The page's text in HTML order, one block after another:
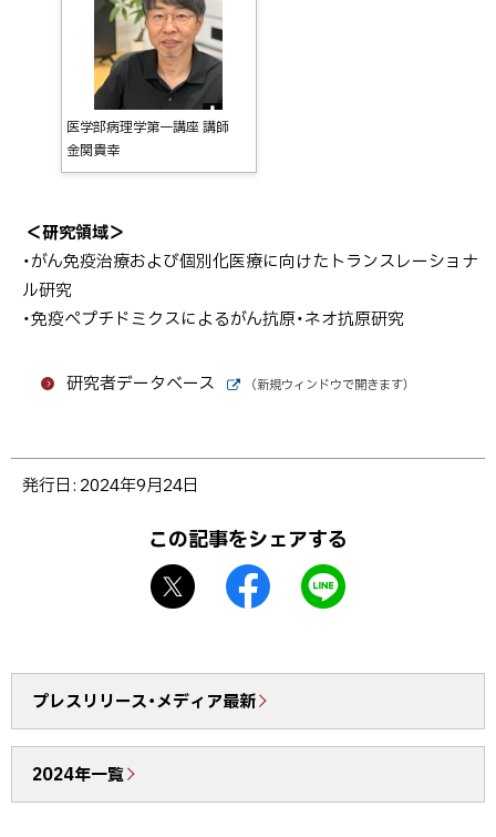
医学部病理学第一講座 講師
金関貴幸
＜研究領域＞
・がん免疫治療および個別化医療に向けたトランスレーショナ
ル研究
・免疫ペプチドミクスによるがん抗原・ネオ抗原研究
研究者データベース
イ
（新規ウィンドウで開きます）
ト
発行日: 2024年9月24日
この記事をシェアする
o
o
シ
送
る
プレスリリース・メディア最新
2024年一覧